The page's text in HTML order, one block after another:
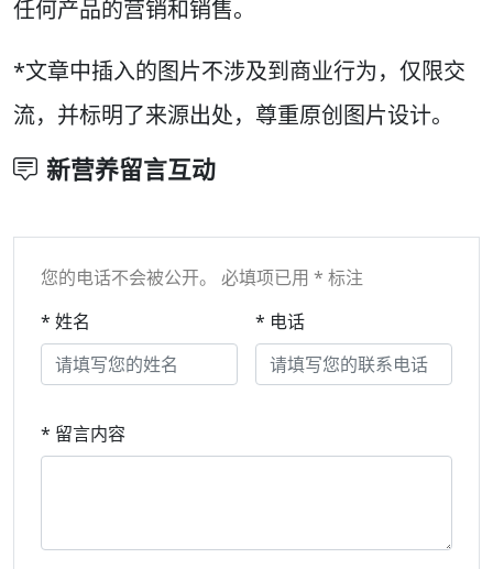
任何产品的营销和销售。
*文章中插入的图片不涉及到商业行为，仅限交
流，并标明了来源出处，尊重原创图片设计。
新营养留言互动
您的电话不会被公开。 必填项已用 * 标注
* 姓名
* 电话
* 留言内容